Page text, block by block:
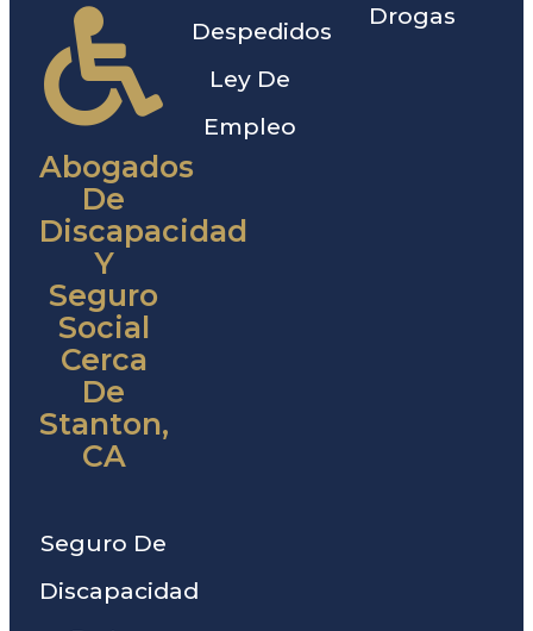
Abogados
De
Discapacidad
Y
Seguro
Social
Cerca
De
Stanton,
CA
Seguro De
Discapacidad
Despedidos
Ley De
Empleo
Drogas